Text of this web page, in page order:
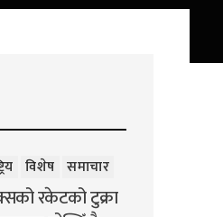
विशेष समाचार
रकेटको टुक्रा